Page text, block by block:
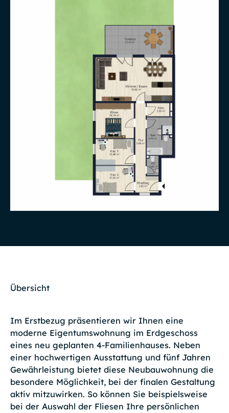
Übersicht
Im Erstbezug präsentieren wir Ihnen eine
moderne Eigentumswohnung im Erdgeschoss
eines neu geplanten 4-Familienhauses. Neben
einer hochwertigen Ausstattung und fünf Jahren
Gewährleistung bietet diese Neubauwohnung die
besondere Möglichkeit, bei der finalen Gestaltung
aktiv mitzuwirken. So können Sie beispielsweise
bei der Auswahl der Fliesen Ihre persönlichen